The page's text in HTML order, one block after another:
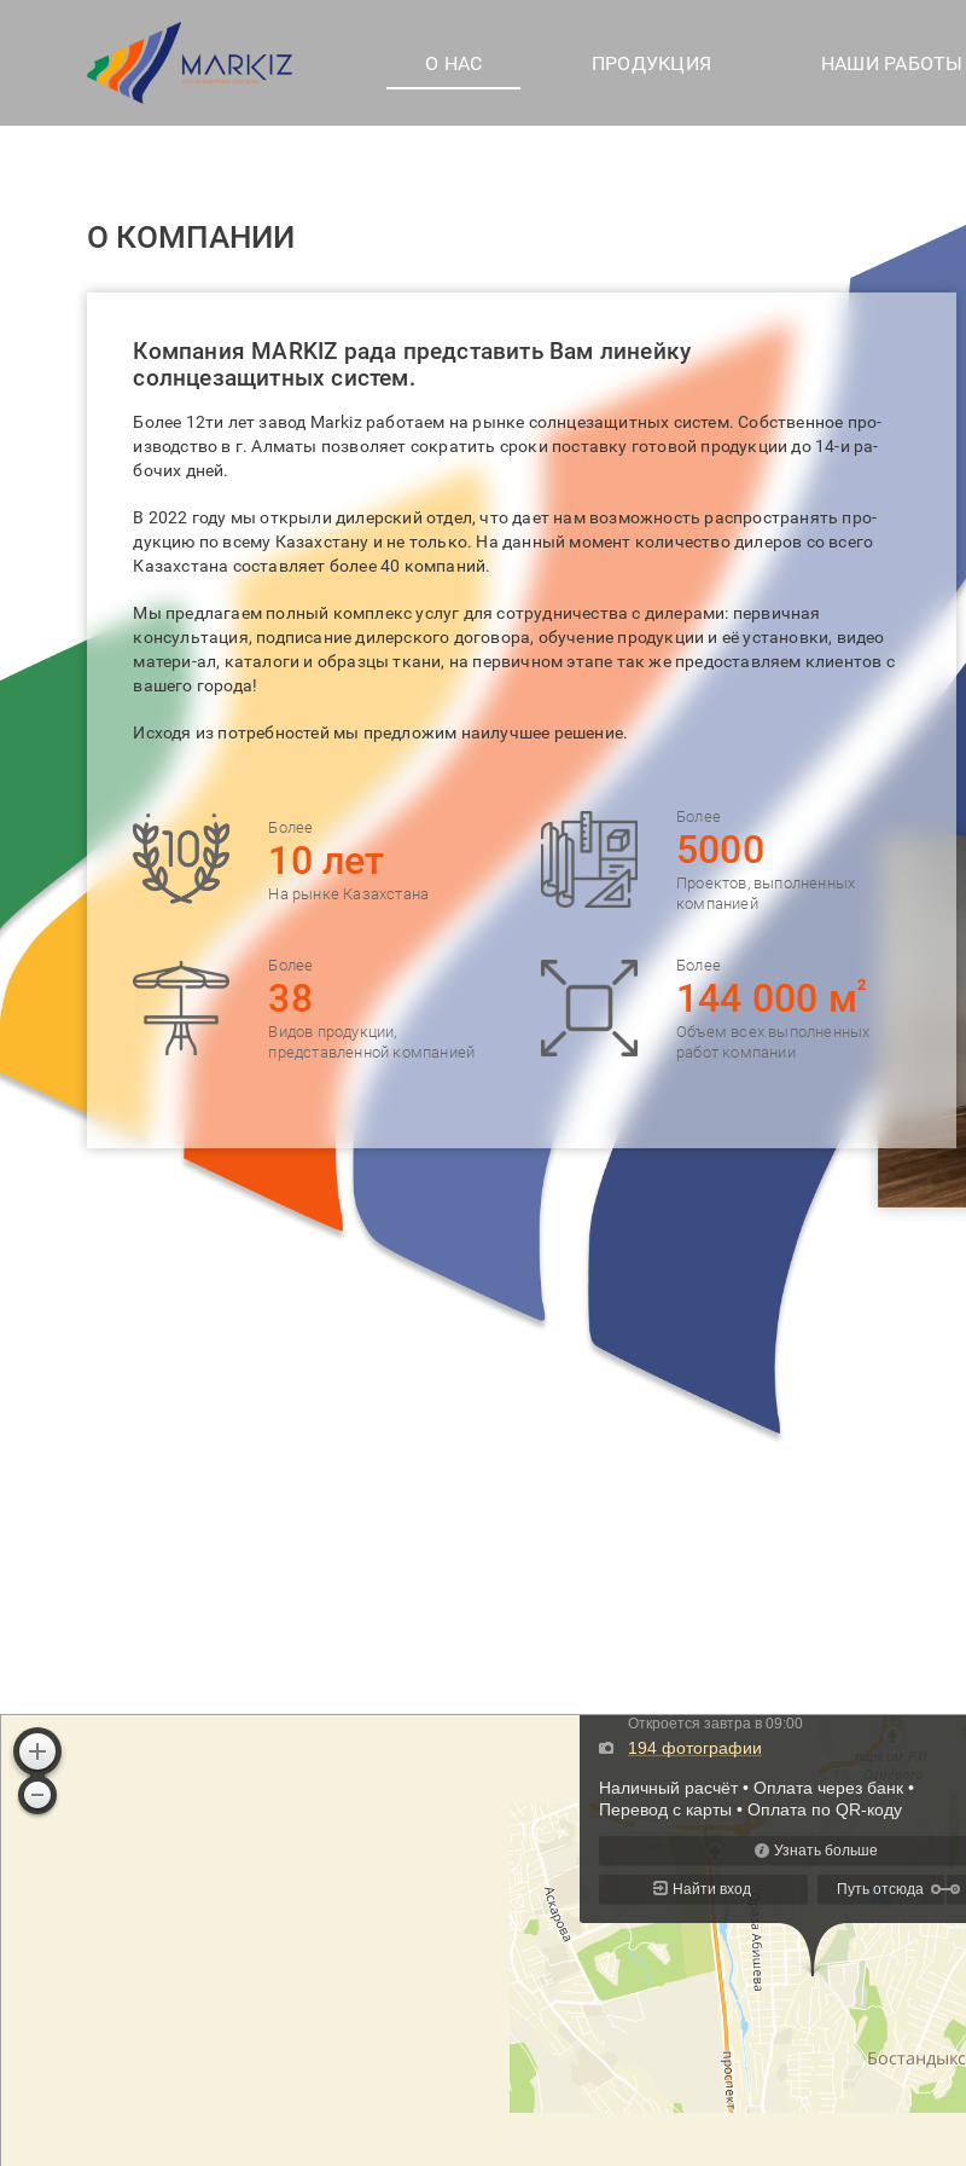
О НАС ПРОДУКЦИЯ НАШИ РАБОТЫ
О КОМПАНИИ
Компания MARKIZ рада представить Вам линейку
солнцезащитных систем.
Более 12ти лет завод Markiz работаем на рынке солнцезащитных систем. Собственное про-
изводство в г. Алматы позволяет сократить сроки поставку готовой продукции до 14-и ра-
бочих дней.
В 2022 году мы открыли дилерский отдел, что дает нам возможность распространять про-
дукцию по всему Казахстану и не только. На данный момент количество дилеров со всего
Казахстана составляет более 40 компаний.
Мы предлагаем полный комплекс услуг для сотрудничества с дилерами: первичная
консультация, подписание дилерского договора, обучение продукции и её установки, видео
матери-ал, каталоги и образцы ткани, на первичном этапе так же предоставляем клиентов с
вашего города!
Исходя из потребностей мы предложим наилучшее решение.
Более
10 лет
На рынке Казахстана
Более
5000
Проектов, выполненных
компанией
Более
38
Видов продукции,
представленной компанией
Более
144 000 м2
Объем всех выполненных
работ компании